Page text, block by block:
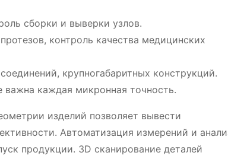
сборки и выверки узлов.
контроль качества медицинских
крупногабаритных конструкций.
каждая микронная точность.
изделий позволяет вывести
Автоматизация измерений и
продукции. 3D сканирование деталей